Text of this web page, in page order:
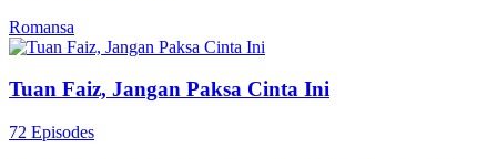
Romansa
Tuan Faiz, Jangan Paksa Cinta Ini
72 Episodes